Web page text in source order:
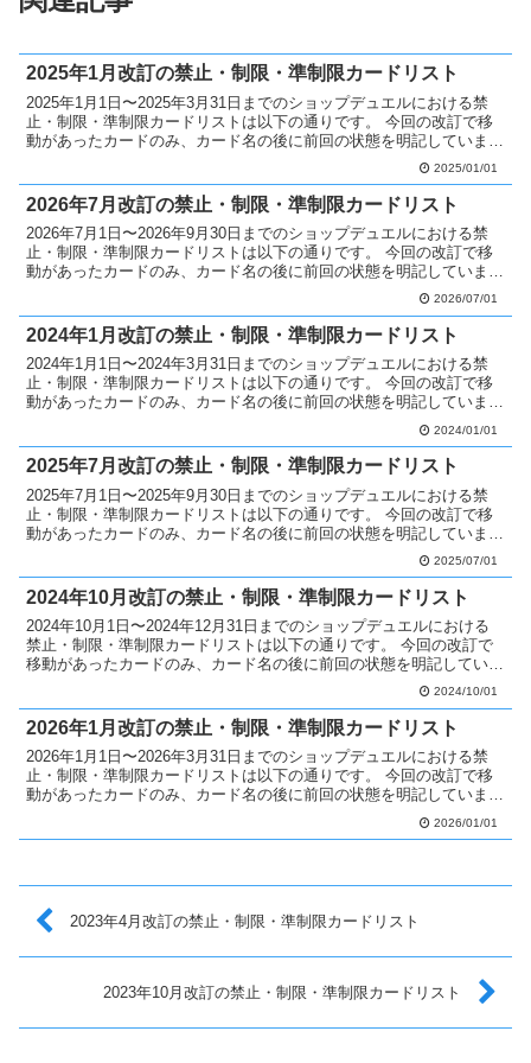
2025年1月改訂の禁止・制限・準制限カードリスト
2025年1月1日〜2025年3月31日までのショップデュエルにおける禁
止・制限・準制限カードリストは以下の通りです。 今回の改訂で移
動があったカードのみ、カード名の後に前回の状態を明記していま
2025/01/01
2026年7月改訂の禁止・制限・準制限カードリスト
2026年7月1日〜2026年9月30日までのショップデュエルにおける禁
止・制限・準制限カードリストは以下の通りです。 今回の改訂で移
動があったカードのみ、カード名の後に前回の状態を明記していま
2026/07/01
2024年1月改訂の禁止・制限・準制限カードリスト
2024年1月1日〜2024年3月31日までのショップデュエルにおける禁
止・制限・準制限カードリストは以下の通りです。 今回の改訂で移
動があったカードのみ、カード名の後に前回の状態を明記していま
2024/01/01
2025年7月改訂の禁止・制限・準制限カードリスト
2025年7月1日〜2025年9月30日までのショップデュエルにおける禁
止・制限・準制限カードリストは以下の通りです。 今回の改訂で移
動があったカードのみ、カード名の後に前回の状態を明記していま
2025/07/01
2024年10月改訂の禁止・制限・準制限カードリスト
2024年10月1日〜2024年12月31日までのショップデュエルにおける
禁止・制限・準制限カードリストは以下の通りです。 今回の改訂で
移動があったカードのみ、カード名の後に前回の状態を明記していま
2024/10/01
2026年1月改訂の禁止・制限・準制限カードリスト
2026年1月1日〜2026年3月31日までのショップデュエルにおける禁
止・制限・準制限カードリストは以下の通りです。 今回の改訂で移
動があったカードのみ、カード名の後に前回の状態を明記していま
2026/01/01
2023年4月改訂の禁止・制限・準制限カードリスト
2023年10月改訂の禁止・制限・準制限カードリスト